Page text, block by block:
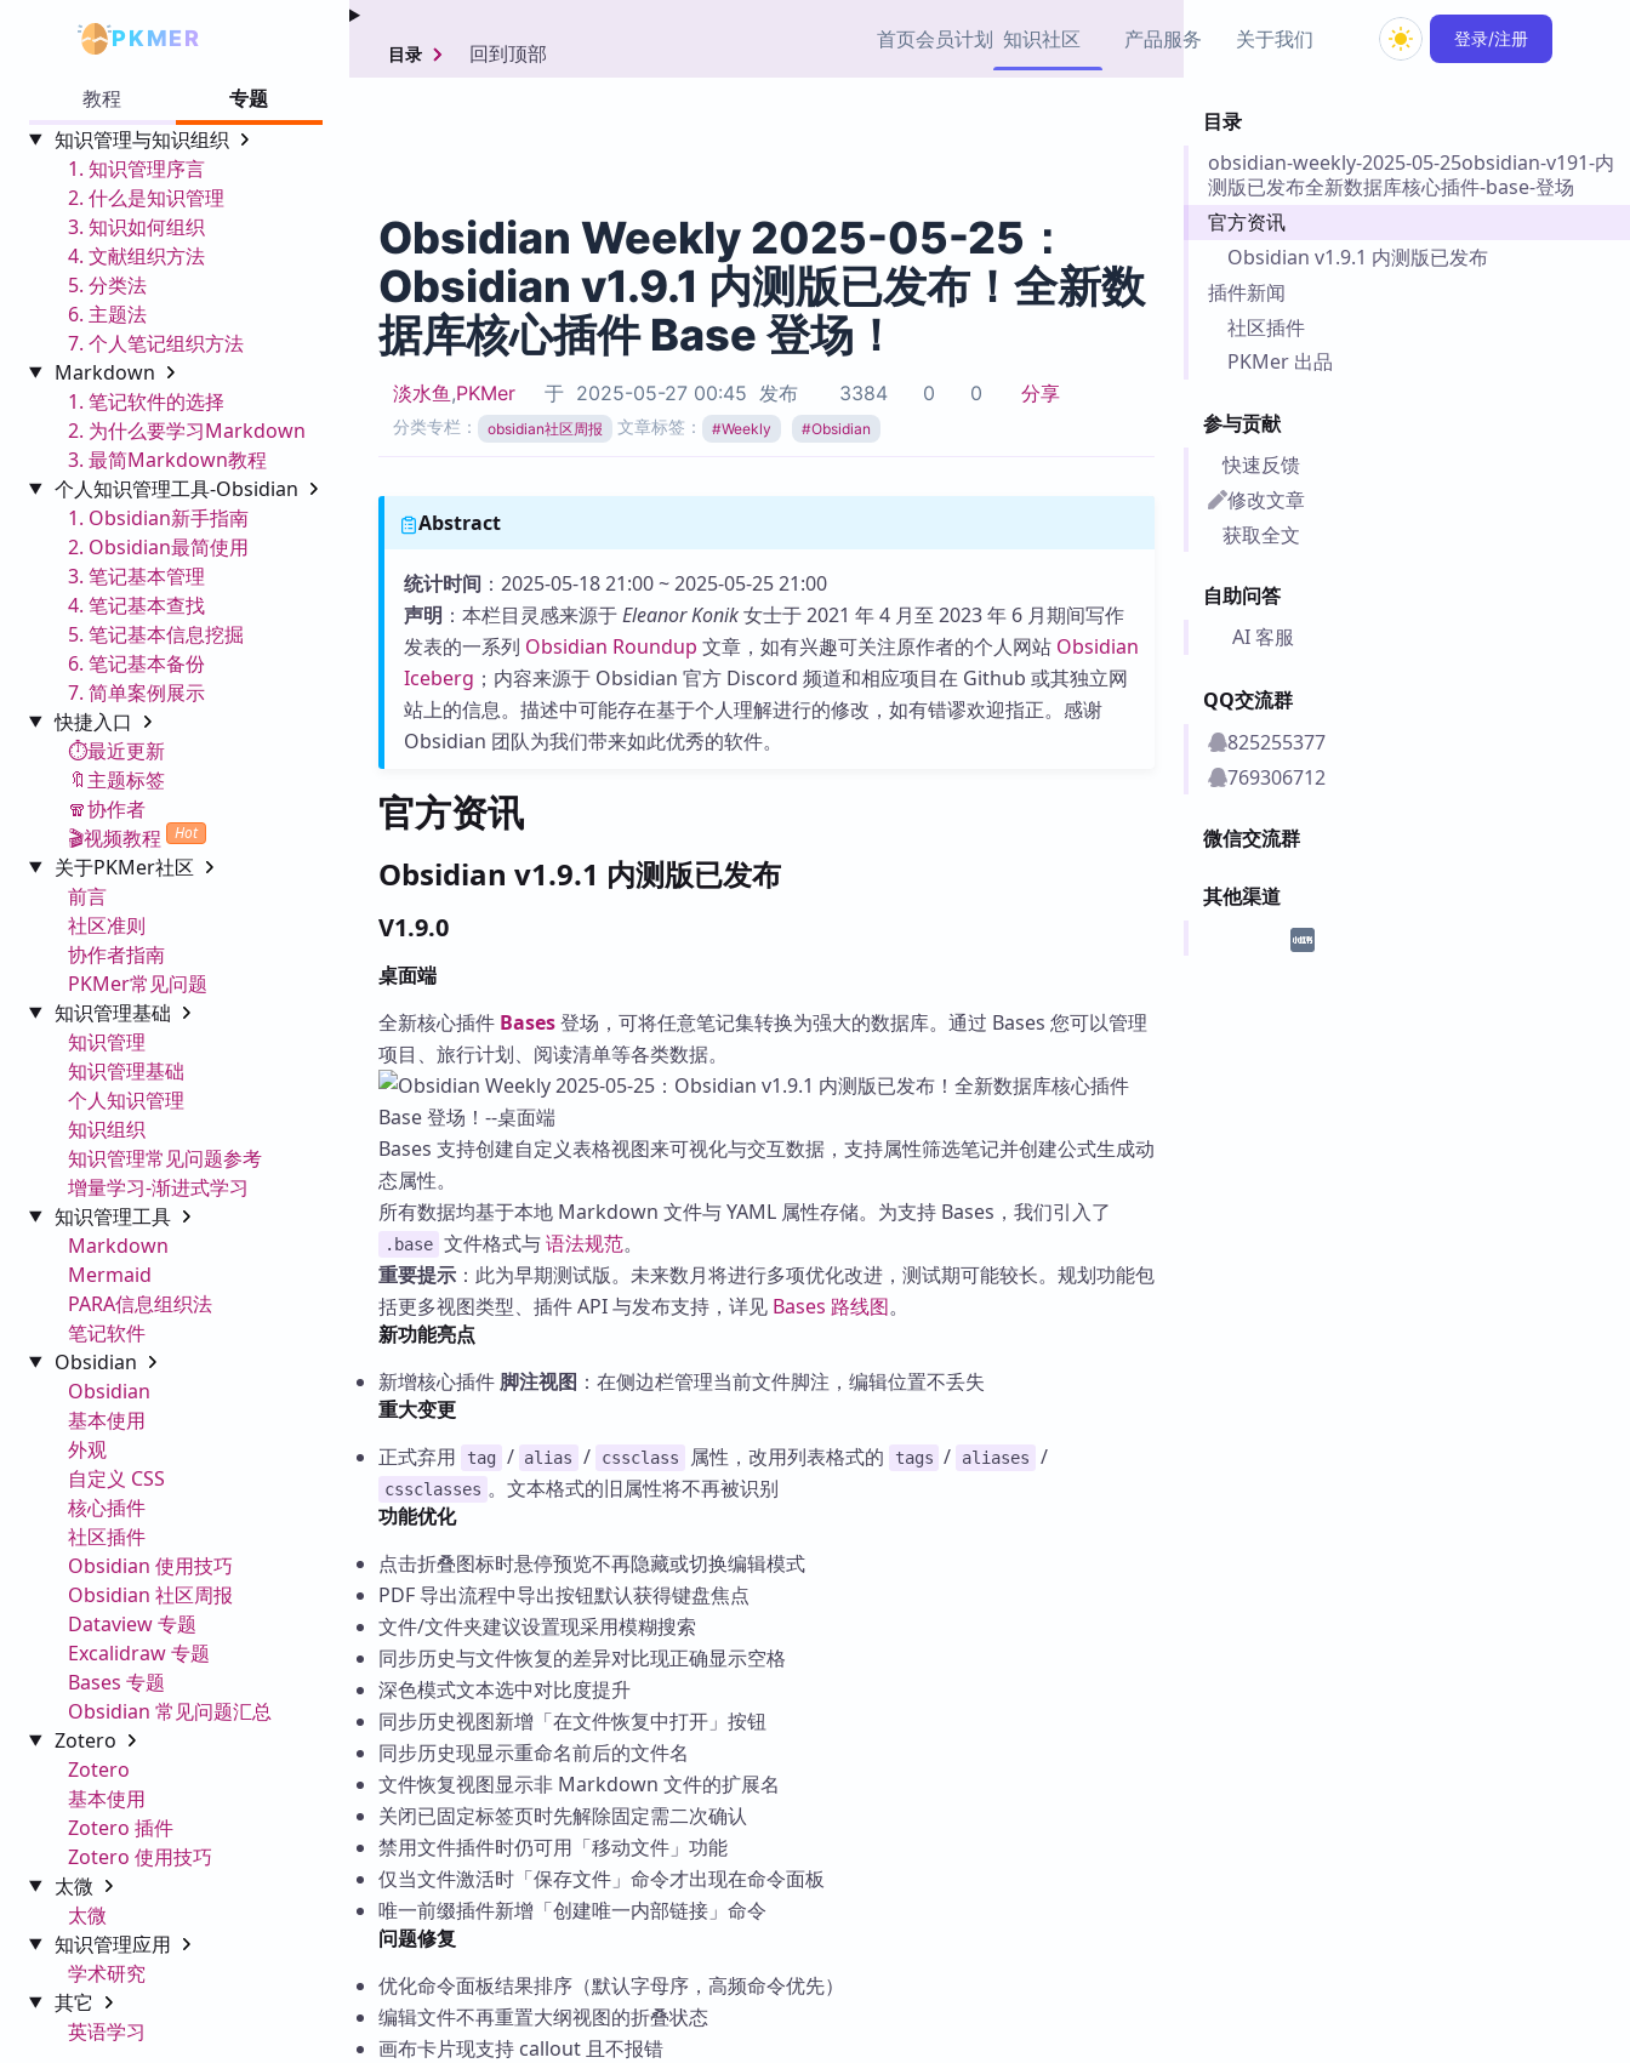
PKMER 首页会员计划 知识社区
协作者
视频教程
Obsidian 专题
知识管理
产品服务
载
PKMer Market
加速访问 Obsidian 官方
市场
Zotero 插件
Zotero 插件资源与加速
服务
Obsidian 思维导图插件
Thino
PKMer 出品的闪念笔记
挂件集市
ZK 卡实例库
库
Obsidian 教程
基础用法、插件与外观
Zotero 教程
关于我们 登录/注册
教程
专题
知识管理与知识组织
1. 知识管理序言
2. 什么是知识管理
3. 知识如何组织
4. 文献组织方法
5. 分类法
6. 主题法
7. 个人笔记组织方法
Markdown
1. 笔记软件的选择
2. 为什么要学习Markdown
3. 最简Markdown教程
个人知识管理工具-Obsidian
1. Obsidian新手指南
2. Obsidian最简使用
3. 笔记基本管理
4. 笔记基本查找
5. 笔记基本信息挖掘
6. 笔记基本备份
7. 简单案例展示
快捷入口
⏱️最近更新
🔖主题标签
🧣协作者
🎬视频教程
Hot
关于PKMer社区
前言
社区准则
协作者指南
PKMer常见问题
知识管理基础
知识管理
知识管理基础
个人知识管理
知识组织
知识管理常见问题参考
增量学习-渐进式学习
知识管理工具
Markdown
Mermaid
PARA信息组织法
笔记软件
Obsidian
Obsidian
基本使用
外观
自定义 CSS
核心插件
社区插件
Obsidian 使用技巧
Obsidian 社区周报
Dataview 专题
Excalidraw 专题
Bases 专题
Obsidian 常见问题汇总
Zotero
Zotero
基本使用
Zotero 插件
Zotero 使用技巧
太微
太微
知识管理应用
学术研究
其它
英语学习
目录
obsidian-weekly-2025-05-25obsidian-v191-内
测版已发布全新数据库核心插件-base-登场
官方资讯
Obsidian v1.9.1 内测版已发布
插件新闻
社区插件
PKMer 出品
参与贡献
快速反馈
修改文章
获取全文
自助问答
AI 客服
QQ交流群
825255377
769306712
微信交流群
其他渠道
目录 回到顶部
Obsidian Weekly 2025-05-25：
Obsidian v1.9.1 内测版已发布！全新数
据库核心插件 Base 登场！
淡水鱼 ,PKMer 于 2025-05-27 00:45 发布 3384 0 0 分享
分类专栏： obsidian社区周报 文章标签： #Weekly #Obsidian
Abstract
统计时间 ：2025-05-18 21:00 ~ 2025-05-25 21:00
声明 ：本栏目灵感来源于Eleanor Konik女士于 2021 年 4 月至 2023 年 6 月期间写作
发表的一系列 Obsidian Roundup 文章，如有兴趣可关注原作者的个人网站 Obsidian
Iceberg ；内容来源于 Obsidian 官方 Discord 频道和相应项目在 Github 或其独立网
站上的信息。描述中可能存在基于个人理解进行的修改，如有错谬欢迎指正。感谢
Obsidian 团队为我们带来如此优秀的软件。
官方资讯
Obsidian v1.9.1 内测版已发布
V1.9.0
桌面端
全新核心插件 Bases登场，可将任意笔记集转换为强大的数据库。通过 Bases 您可以管理
项目、旅行计划、阅读清单等各类数据。
Bases 支持创建自定义表格视图来可视化与交互数据，支持属性筛选笔记并创建公式生成动
态属性。
所有数据均基于本地 Markdown 文件与 YAML 属性存储。为支持 Bases，我们引入了
.base 文件格式与语法规范。
重要提示 ：此为早期测试版。未来数月将进行多项优化改进，测试期可能较长。规划功能包
括更多视图类型、插件 API 与发布支持，详见 Bases 路线图。
新功能亮点
新增核心插件 脚注视图 ：在侧边栏管理当前文件脚注，编辑位置不丢失
重大变更
正式弃用
tag / alias / cssclass 属性，改用列表格式的 tags / aliases /
cssclasses 。文本格式的旧属性将不再被识别
功能优化
点击折叠图标时悬停预览不再隐藏或切换编辑模式
PDF 导出流程中导出按钮默认获得键盘焦点
文件/文件夹建议设置现采用模糊搜索
同步历史与文件恢复的差异对比现正确显示空格
深色模式文本选中对比度提升
同步历史视图新增「在文件恢复中打开」按钮
同步历史现显示重命名前后的文件名
文件恢复视图显示非 Markdown 文件的扩展名
关闭已固定标签页时先解除固定需二次确认
禁用文件插件时仍可用「移动文件」功能
仅当文件激活时「保存文件」命令才出现在命令面板
唯一前缀插件新增「创建唯一内部链接」命令
问题修复
优化命令面板结果排序（默认字母序，高频命令优先）
编辑文件不再重置大纲视图的折叠状态
画布卡片现支持 callout 且不报错